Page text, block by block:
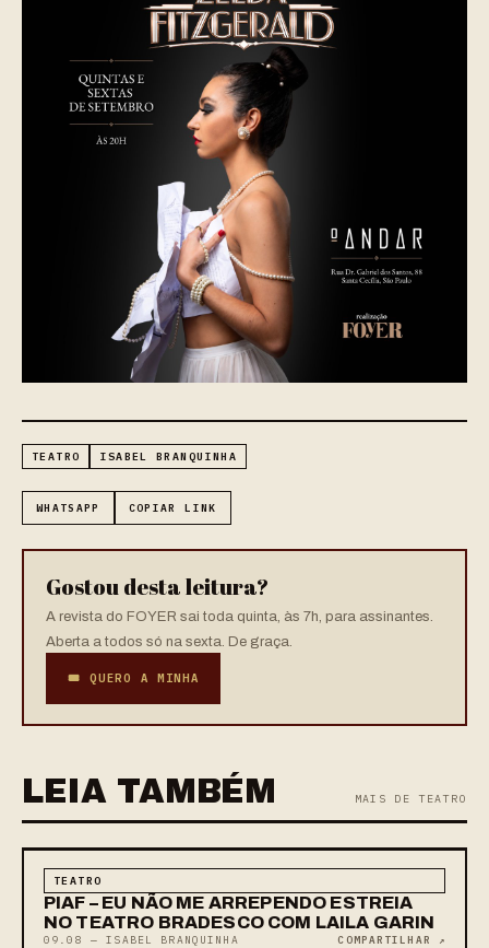
TEATRO ISABEL BRANQUINHA
WHATSAPP COPIAR LINK
Gostou desta leitura?
A revista do FOYER sai toda quinta, às 7h, para assinantes.
Aberta a todos só na sexta. De graça.
🎟 QUERO A MINHA
LEIA TAMBÉM MAIS DE TEATRO
TEATRO
PIAF – EU NÃO ME ARREPENDO ESTREIA
NO TEATRO BRADESCO COM LAILA GARIN
09.08 — ISABEL BRANQUINHA COMPARTILHAR ↗